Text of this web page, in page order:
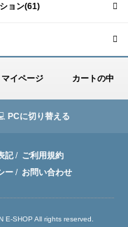
ョン(61)
マイページ カートの中
PCに切り替える
記/ ご利用規約
ー / お問い合わせ
E-SHOP All rights reserved.